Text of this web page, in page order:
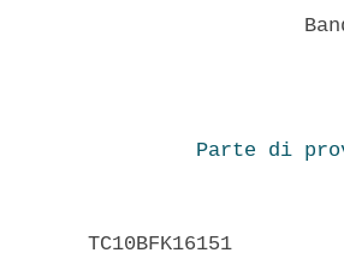
Parte di